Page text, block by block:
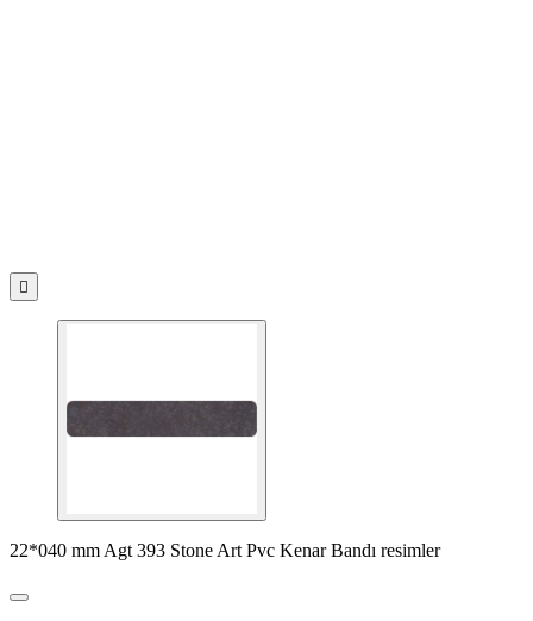

22*040 mm Agt 393 Stone Art Pvc Kenar Bandı resimler